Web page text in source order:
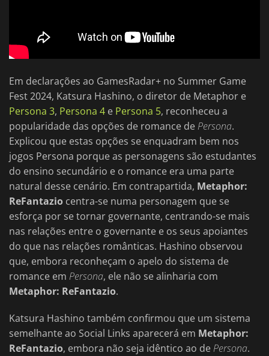
Em declarações ao GamesRadar+ no Summer Game
Fest 2024, Katsura Hashino, o diretor de Metaphor e
Persona 3, Persona 4 e Persona 5, reconheceu a
popularidade das opções de romance dePersona.
Explicou que estas opções se enquadram bem nos
jogos Persona porque as personagens são estudantes
do ensino secundário e o romance era uma parte
natural desse cenário. Em contrapartida, Metaphor:
ReFantazio centra-se numa personagem que se
esforça por se tornar governante, centrando-se mais
nas relações entre o governante e os seus apoiantes
do que nas relações românticas. Hashino observou
que, embora reconheçam o apelo do sistema de
romance em Persona, ele não se alinharia com
Metaphor: ReFantazio.
Katsura Hashino também confirmou que um sistema
semelhante ao Social Links aparecerá em Metaphor:
ReFantazio, embora não seja idêntico ao dePersona.